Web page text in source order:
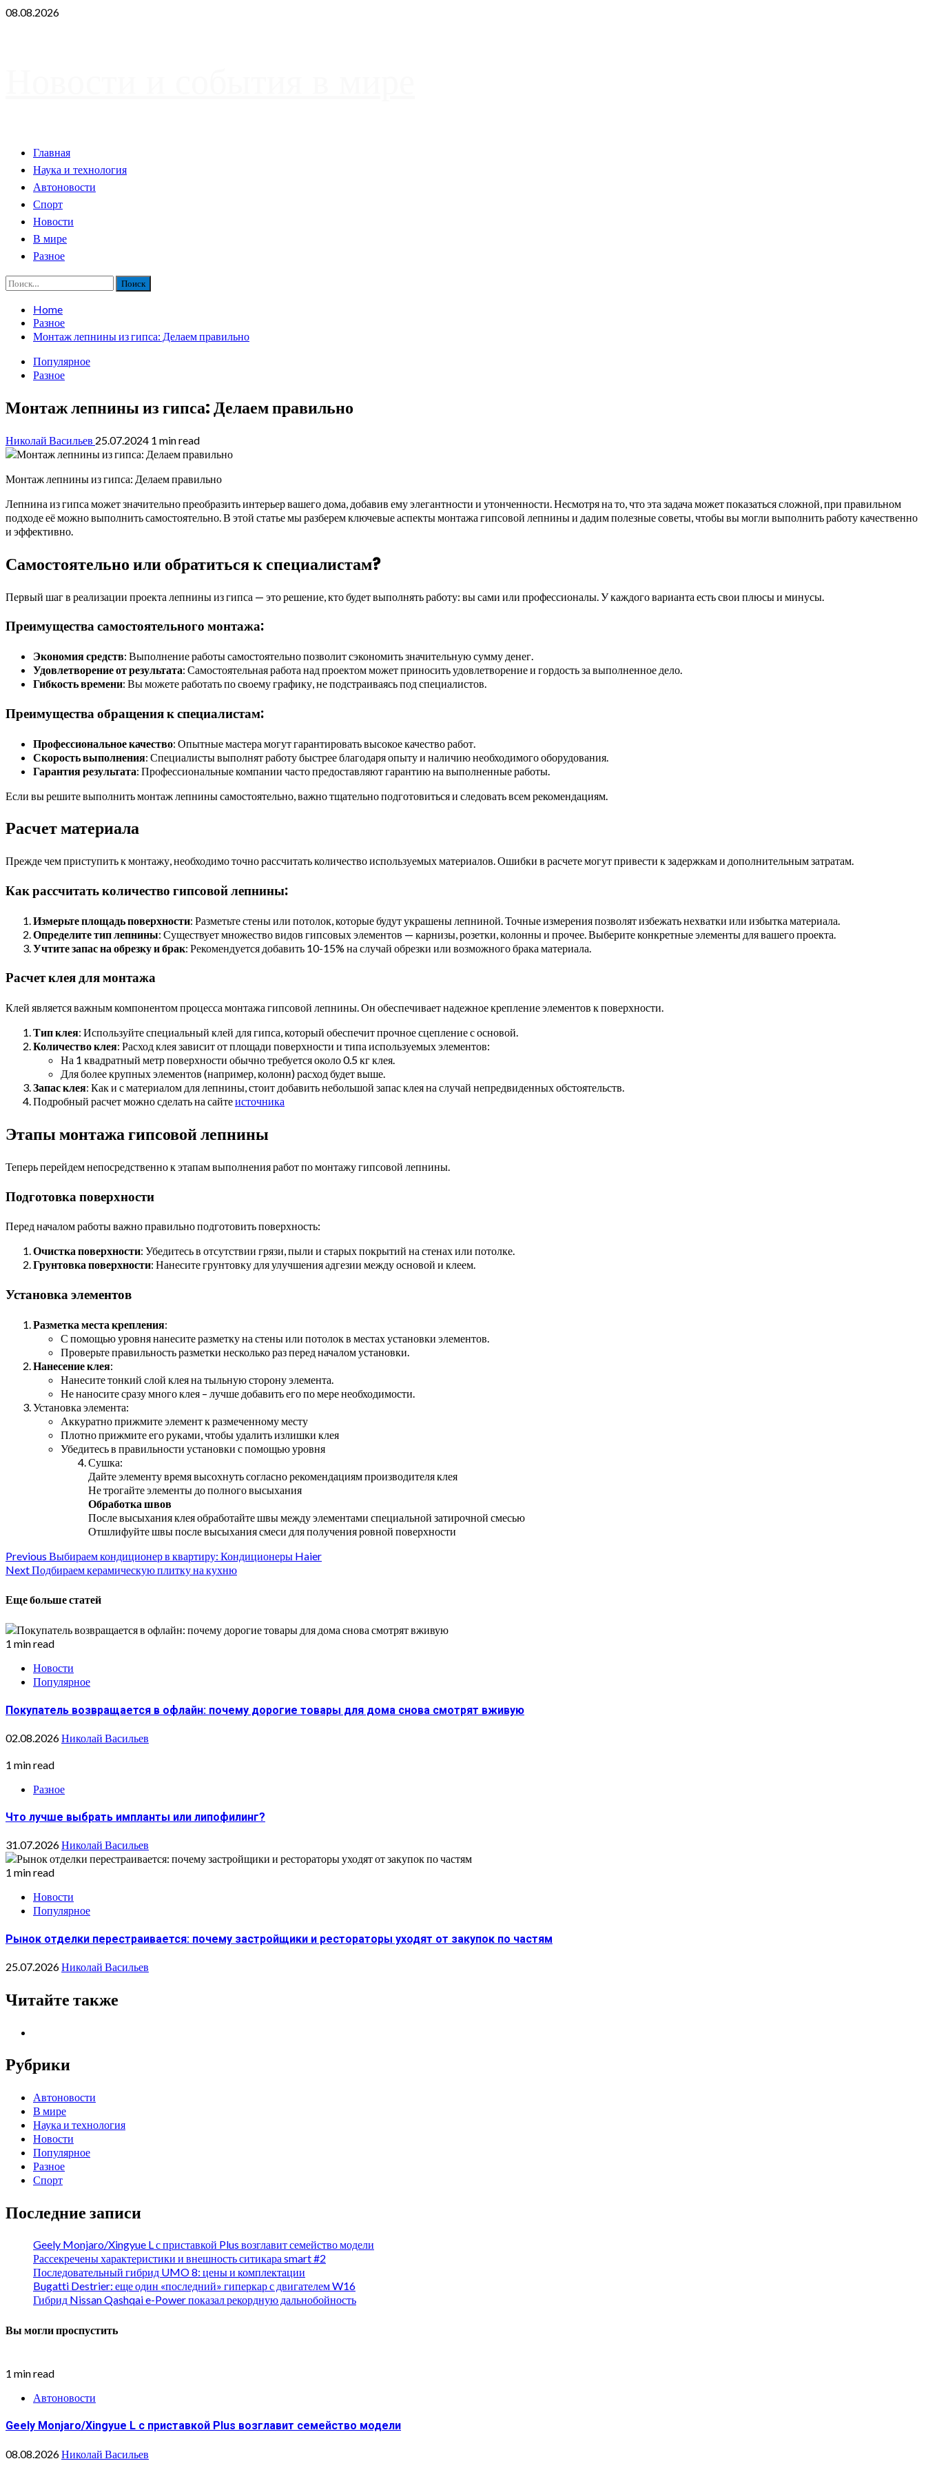
Skip
08.08.2026
PrimaryГлавная
Наука и технология
Автоновости
Спорт
Новости
В мире
Разное
Найти:
Home
Разное
Монтаж лепнины из гипса: Делаем правильно
Популярное
Разное
Монтаж лепнины из гипса: Делаем правильно
Николай Васильев 25.07.2024 1 min read
Монтаж лепнины из гипса: Делаем правильно
Лепнина из гипса может значительно преобразить интерьер вашего дома, добавив ему элегантности и утонченности. Несмотря на то, что эта задача может показаться сложной, при правильном
подходе её можно выполнить самостоятельно. В этой статье мы разберем ключевые аспекты монтажа гипсовой лепнины и дадим полезные советы, чтобы вы могли выполнить работу качественно
и эффективно.
Самостоятельно или обратиться к специалистам?
Первый шаг в реализации проекта лепнины из гипса — это решение, кто будет выполнять работу: вы сами или профессионалы. У каждого варианта есть свои плюсы и минусы.
Преимущества самостоятельного монтажа:
Экономия средств: Выполнение работы самостоятельно позволит сэкономить значительную сумму денег.
Удовлетворение от результата: Самостоятельная работа над проектом может приносить удовлетворение и гордость за выполненное дело.
Гибкость времени: Вы можете работать по своему графику, не подстраиваясь под специалистов.
Преимущества обращения к специалистам:
Профессиональное качество: Опытные мастера могут гарантировать высокое качество работ.
Скорость выполнения: Специалисты выполнят работу быстрее благодаря опыту и наличию необходимого оборудования.
Гарантия результата: Профессиональные компании часто предоставляют гарантию на выполненные работы.
Если вы решите выполнить монтаж лепнины самостоятельно, важно тщательно подготовиться и следовать всем рекомендациям.
Расчет материала
Прежде чем приступить к монтажу, необходимо точно рассчитать количество используемых материалов. Ошибки в расчете могут привести к задержкам и дополнительным затратам.
Как рассчитать количество гипсовой лепнины:
Измерьте площадь поверхности: Разметьте стены или потолок, которые будут украшены лепниной. Точные измерения позволят избежать нехватки или избытка материала.
Определите тип лепнины: Существует множество видов гипсовых элементов — карнизы, розетки, колонны и прочее. Выберите конкретные элементы для вашего проекта.
Учтите запас на обрезку и брак: Рекомендуется добавить 10-15% на случай обрезки или возможного брака материала.
Расчет клея для монтажа
Клей является важным компонентом процесса монтажа гипсовой лепнины. Он обеспечивает надежное крепление элементов к поверхности.
Тип клея: Используйте специальный клей для гипса, который обеспечит прочное сцепление с основой.
Количество клея: Расход клея зависит от площади поверхности и типа используемых элементов:
На 1 квадратный метр поверхности обычно требуется около 0.5 кг клея.
Для более крупных элементов (например, колонн) расход будет выше.
Запас клея: Как и с материалом для лепнины, стоит добавить небольшой запас клея на случай непредвиденных обстоятельств.
Подробный расчет можно сделать на сайтеисточника
Этапы монтажа гипсовой лепнины
Теперь перейдем непосредственно к этапам выполнения работ по монтажу гипсовой лепнины.
Подготовка поверхности
Перед началом работы важно правильно подготовить поверхность:
Очистка поверхности: Убедитесь в отсутствии грязи, пыли и старых покрытий на стенах или потолке.
Грунтовка поверхности: Нанесите грунтовку для улучшения адгезии между основой и клеем.
Установка элементов
Разметка места крепления:
С помощью уровня нанесите разметку на стены или потолок в местах установки элементов.
Проверьте правильность разметки несколько раз перед началом установки.
Нанесение клея:
Нанесите тонкий слой клея на тыльную сторону элемента.
Не наносите сразу много клея – лучше добавить его по мере необходимости.
Установка элемента:
Аккуратно прижмите элемент к размеченному месту
Плотно прижмите его руками, чтобы удалить излишки клея
Убедитесь в правильности установки с помощью уровня
Сушка:
Дайте элементу время высохнуть согласно рекомендациям производителя клея
Не трогайте элементы до полного высыхания
Обработка швов
После высыхания клея обработайте швы между элементами специальной затирочной смесью
Отшлифуйте швы после высыхания смеси для получения ровной поверхности
Continue
Previous Выбираем кондиционер в квартиру: Кондиционеры Haier
NextПодбираем керамическую плитку на кухню
Еще больше статей
1 min read
Новости
Популярное
Покупатель возвращается в офлайн: почему дорогие товары для дома снова смотрят вживую
02.08.2026Николай Васильев
1 min read
Разное
Что лучше выбрать импланты или липофилинг?
31.07.2026Николай Васильев
1 min read
Новости
Популярное
Рынок отделки перестраивается: почему застройщики и рестораторы уходят от закупок по частям
25.07.2026Николай Васильев
Читайте также
Рубрики
Автоновости
В мире
Наука и технология
Новости
Популярное
Разное
Спорт
Последние записи
Geely Monjaro/Xingyue L с приставкой Plus возглавит семейство модели
Рассекречены характеристики и внешность ситикара smart #2
Последовательный гибрид UMO 8: цены и комплектации
Bugatti Destrier: еще один «последний» гиперкар с двигателем W16
Гибрид Nissan Qashqai e-Power показал рекордную дальнобойность
Вы могли проспустить
1 min read
Автоновости
Geely Monjaro/Xingyue L с приставкой Plus возглавит семейство модели
08.08.2026Николай Васильев